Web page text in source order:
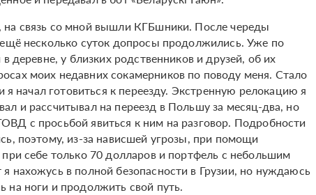
связь со мной вышли КГБшники. После череды
несколько суток допросы продолжились. Уже по
деревне, у близких родственников и друзей, об их
моих недавних сокамерников по поводу меня. Стало
я начал готовиться к переезду. Экстренную релокацию я
и рассчитывал на переезд в Польшу за месяц-два, но
с просьбой явиться к ним на разговор. Подробности
поэтому, из-за нависшей угрозы, при помощи
себе только 70 долларов и портфель с небольшим
нахожусь в полной безопасности в Грузии, но нуждаюсь
на ноги и продолжить свой путь.